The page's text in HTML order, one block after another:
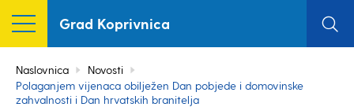
Grad Koprivnica
Naslovnica
Novosti
Polaganjem vijenaca obilježen Dan pobjede i domovinske
zahvalnosti i Dan hrvatskih branitelja